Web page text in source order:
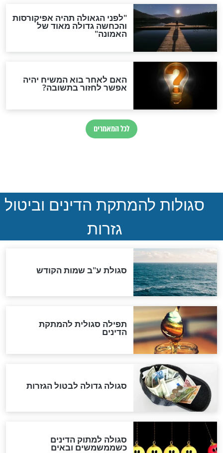
חדשות יהדות
ההסכם החשאי של טראמפ
ואיראן: בלי שקיפות ועם הרבה
"מודה לקב"ה על כל השנים"
"נביא בעיר": מכירת המחלה
לגוי והוספת השם חזקיהו
לרפואת הרב דב הכהן קוק
לכל המאמרים
אחרית הימים
האם אפשר לחשב את הקץ?